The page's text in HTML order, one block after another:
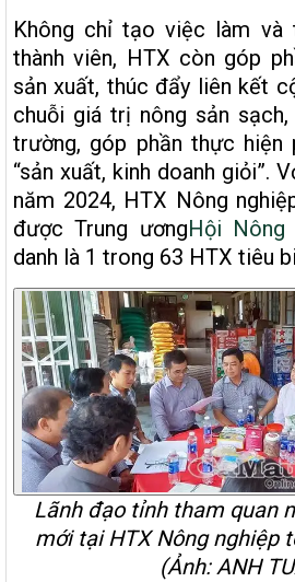
Không chỉ tạo việc làm và
thành viên, HTX còn góp
sản xuất, thúc đẩy liên kết
chuỗi giá trị nông sản
trường, góp phần thực hiện
“sản xuất, kinh doanh giỏi”.
năm 2024, HTX Nông
được Trung ươngHội
danh là 1 trong 63 HTX tiêu
Lãnh đạo tỉnh tham quan
mới tại HTX Nông nghiệp
(Ảnh: ANH